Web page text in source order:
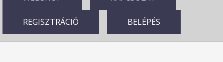
REGISZTRÁCIÓ BELÉPÉS